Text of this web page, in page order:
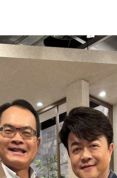
頭 19:53
難 19:47
曝 19:42
好 19:33